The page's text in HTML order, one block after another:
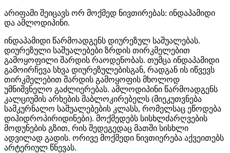
არიფამი შეიცავს ორ მოქმედ ნივთირებას: ინდაპამიდი
და ამლოდიპინი.
ინდაპამიდი წარმოადგენს დიურეზულ საშუალებას.
დიურეზული საშუალებები ზრდის თირკმელებით
გამოყოფილი შარდის რაოდენობას. თუმცა ინდაპამიდი
გამოირჩევა სხვა დიურეზულებისგან, რადგან ის იწვევს
თირკმელებით შარდის გამოყოფის მხოლოდ
უმნიშვნელო გაძლიერებას. ამლოდიპინი წარმოადგენს
კალციუმის არხების მაბლოკირებელს (მიეკუთვნება
სამკურნალო საშუალებების კლასს, რომელსაც ეწოდება
დიჰიდროპირიდინები). მოქმედებს სისხლძარღვების
მოდუნების გზით, რის შედეგედაც მათში სისხლი
ადვილად გადის. ორივე მოქმედი ნივთიერება აქვეითებს
არტერიულ წნევას.